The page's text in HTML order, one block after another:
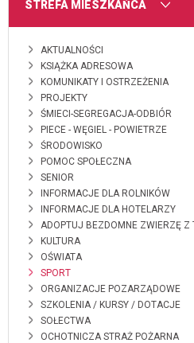
MENU
STREFA MIESZKAŃCA
AKTUALNOŚCI
KSIĄŻKA ADRESOWA
KOMUNIKATY I OSTRZEŻENIA
PROJEKTY
ŚMIECI-SEGREGACJA-ODBIÓR
PIECE - WĘGIEL - POWIETRZE
ŚRODOWISKO
POMOC SPOŁECZNA
SENIOR
INFORMACJE DLA ROLNIKÓW
INFORMACJE DLA HOTELARZY
ADOPTUJ BEZDOMNE ZWIERZĘ Z
KULTURA
OŚWIATA
SPORT
ORGANIZACJE POZARZĄDOWE
SZKOLENIA / KURSY / DOTACJE
SOŁECTWA
OCHOTNICZA STRAŻ POŻARNA